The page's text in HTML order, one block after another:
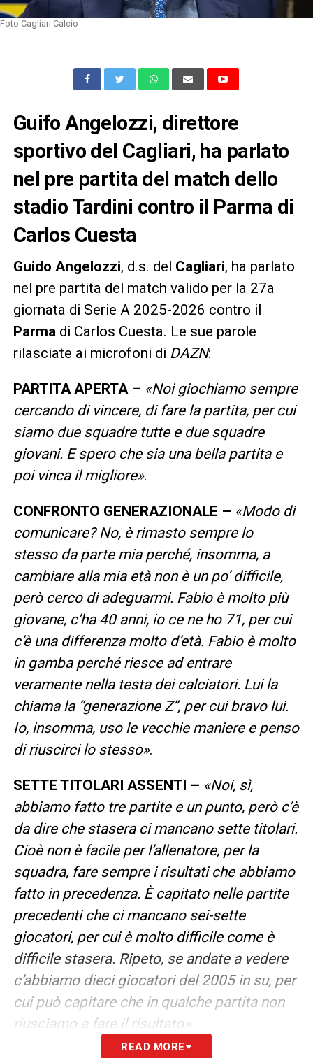
Foto Cagliari Calcio
Guifo Angelozzi, direttore
sportivo del Cagliari, ha parlato
nel pre partita del match dello
stadio Tardini contro il Parma di
Carlos Cuesta
Guido Angelozzi, d.s. del Cagliari, ha parlato
nel pre partita del match valido per la 27a
giornata di Serie A 2025-2026 contro il
Parma di Carlos Cuesta. Le sue parole
rilasciate ai microfoni di DAZN:
PARTITA APERTA – «Noi giochiamo sempre
cercando di vincere, di fare la partita, per cui
siamo due squadre tutte e due squadre
giovani. E spero che sia una bella partita e
poi vinca il migliore».
CONFRONTO GENERAZIONALE – «Modo di
comunicare? No, è rimasto sempre lo
stesso da parte mia perché, insomma, a
cambiare alla mia età non è un po’ difficile,
però cerco di adeguarmi. Fabio è molto più
giovane, c’ha 40 anni, io ce ne ho 71, per cui
c’è una differenza molto d’età. Fabio è molto
in gamba perché riesce ad entrare
veramente nella testa dei calciatori. Lui la
chiama la “generazione Z”, per cui bravo lui.
Io, insomma, uso le vecchie maniere e penso
di riuscirci lo stesso».
SETTE TITOLARI ASSENTI – «Noi, sì,
abbiamo fatto tre partite e un punto, però c’è
da dire che stasera ci mancano sette titolari.
Cioè non è facile per l’allenatore, per la
squadra, fare sempre i risultati che abbiamo
fatto in precedenza. È capitato nelle partite
precedenti che ci mancano sei-sette
giocatori, per cui è molto difficile come è
difficile stasera. Ripeto, se andate a vedere
c’abbiamo dieci giocatori del 2005 in su, per
cui può capitare che in qualche partita non
riusciamo a fare il risultato».
READ MORE